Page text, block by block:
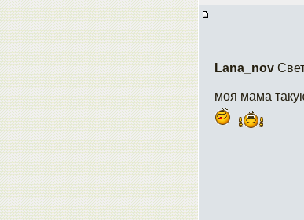
Lana_nov
моя мама